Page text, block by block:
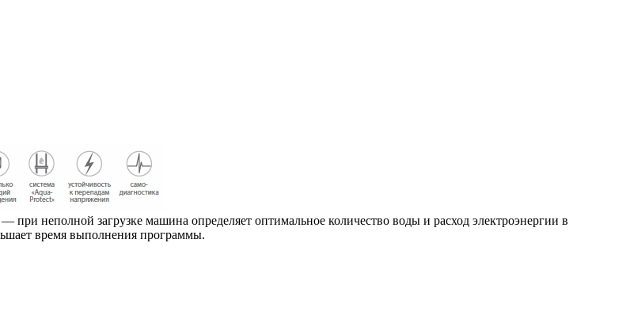
неполной загрузке машина определяет оптимальное количество воды и расход электроэнергии в
время выполнения программы.